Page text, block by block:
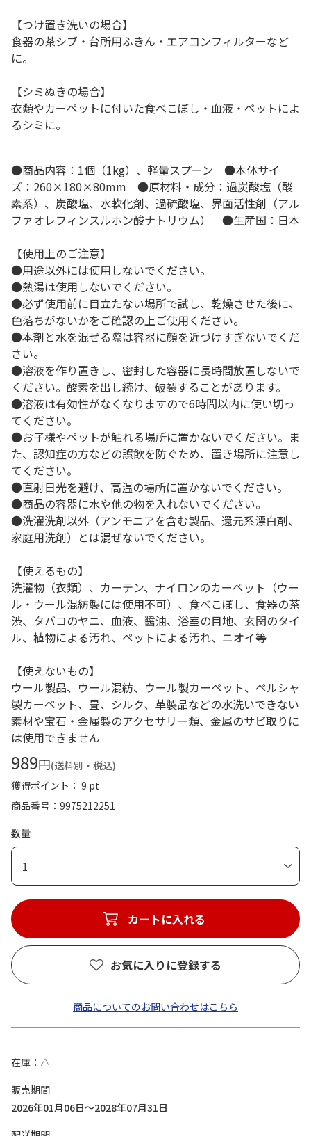
【つけ置き洗いの場合】
食器の茶シブ・台所用ふきん・エアコンフィルターなど
に。
【シミぬきの場合】
衣類やカーペットに付いた食べこぼし・血液・ペットによ
るシミに。
●商品内容：1個（1kg）、軽量スプーン ●本体サイ
ズ：260×180×80mm ●原材料・成分：過炭酸塩（酸
素系）、炭酸塩、水軟化剤、過硫酸塩、界面活性剤（アル
ファオレフィンスルホン酸ナトリウム） ●生産国：日本
【使用上のご注意】
●用途以外には使用しないでください。
●熱湯は使用しないでください。
●必ず使用前に目立たない場所で試し、乾燥させた後に、
色落ちがないかをご確認の上ご使用ください。
●本剤と水を混ぜる際は容器に顔を近づけすぎないでくだ
さい。
●溶液を作り置きし、密封した容器に長時間放置しないで
ください。酸素を出し続け、破裂することがあります。
●溶液は有効性がなくなりますので6時間以内に使い切っ
てください。
●お子様やペットが触れる場所に置かないでください。ま
た、認知症の方などの誤飲を防ぐため、置き場所に注意し
てください。
●直射日光を避け、高温の場所に置かないでください。
●商品の容器に水や他の物を入れないでください。
●洗濯洗剤以外（アンモニアを含む製品、還元系漂白剤、
家庭用洗剤）とは混ぜないでください。
【使えるもの】
洗濯物（衣類）、カーテン、ナイロンのカーペット（ウー
ル・ウール混紡製には使用不可）、食べこぼし、食器の茶
渋、タバコのヤニ、血液、醤油、浴室の目地、玄関のタイ
ル、植物による汚れ、ペットによる汚れ、ニオイ等
【使えないもの】
ウール製品、ウール混紡、ウール製カーペット、ペルシャ
製カーペット、畳、シルク、革製品などの水洗いできない
素材や宝石・金属製のアクセサリー類、金属のサビ取りに
は使用できません
989円(送料別・税込)
獲得ポイント： 9 pt
商品番号
9975212251
数量
1
カートに入れる
お気に入りに登録する
商品についてのお問い合わせはこちら
在庫
△
販売期間
2026年01月06日～2028年07月31日